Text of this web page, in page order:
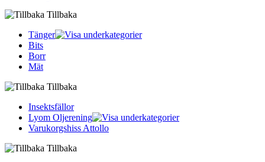
Tillbaka
Tänger
Bits
Borr
Mät
Tillbaka
Insektsfällor
Lyom Oljerening
Varukorgshiss Attollo
Tillbaka